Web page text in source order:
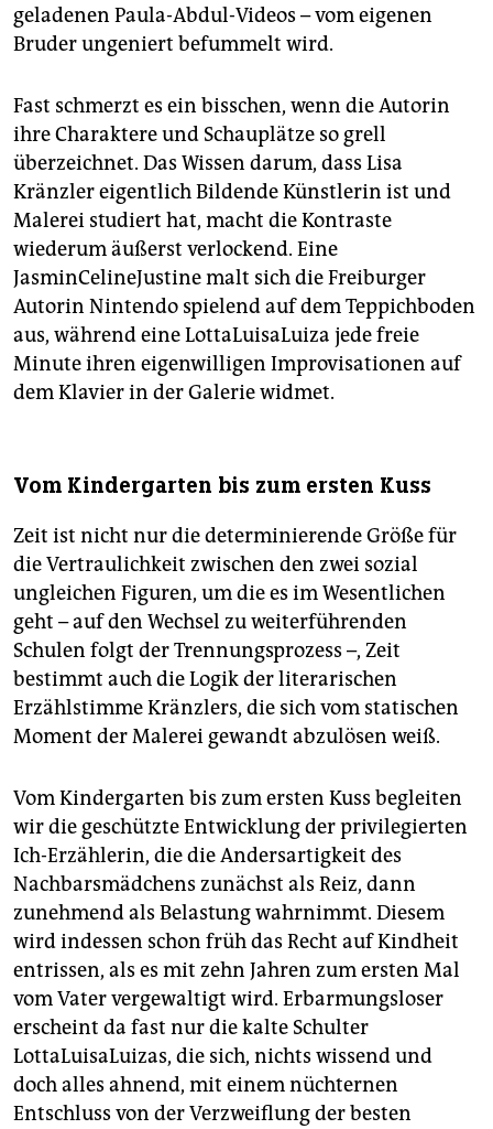
geladenen Paula-Abdul-Videos – vom eigenen
Bruder ungeniert befummelt wird.
Fast schmerzt es ein bisschen, wenn die Autorin
ihre Charaktere und Schauplätze so grell
überzeichnet. Das Wissen darum, dass Lisa
Kränzler eigentlich Bildende Künstlerin ist und
Malerei studiert hat, macht die Kontraste
wiederum äußerst verlockend. Eine
JasminCelineJustine malt sich die Freiburger
Autorin Nintendo spielend auf dem Teppichboden
aus, während eine LottaLuisaLuiza jede freie
Minute ihren eigenwilligen Improvisationen auf
dem Klavier in der Galerie widmet.
Vom Kindergarten bis zum ersten Kuss
Zeit ist nicht nur die determinierende Größe für
die Vertraulichkeit zwischen den zwei sozial
ungleichen Figuren, um die es im Wesentlichen
geht – auf den Wechsel zu weiterführenden
Schulen folgt der Trennungsprozess –, Zeit
bestimmt auch die Logik der literarischen
Erzählstimme Kränzlers, die sich vom statischen
Moment der Malerei gewandt abzulösen weiß.
Vom Kindergarten bis zum ersten Kuss begleiten
wir die geschützte Entwicklung der privilegierten
Ich-Erzählerin, die die Andersartigkeit des
Nachbarsmädchens zunächst als Reiz, dann
zunehmend als Belastung wahrnimmt. Diesem
wird indessen schon früh das Recht auf Kindheit
entrissen, als es mit zehn Jahren zum ersten Mal
vom Vater vergewaltigt wird. Erbarmungsloser
erscheint da fast nur die kalte Schulter
LottaLuisaLuizas, die sich, nichts wissend und
doch alles ahnend, mit einem nüchternen
Entschluss von der Verzweiflung der besten